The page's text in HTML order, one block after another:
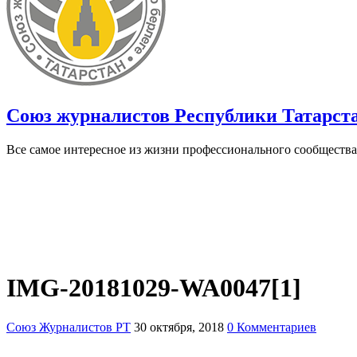
Союз журналистов Республики
Все самое интересное из жизни профессионального сообщества
IMG-20181029-WA0047[1]
Союз Журналистов РТ 30 октября, 2018 0 Комментариев